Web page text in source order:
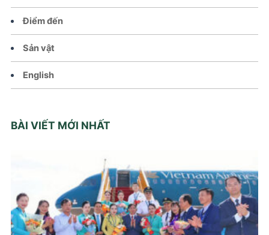
Điểm đến
Sản vật
English
BÀI VIẾT MỚI NHẤT